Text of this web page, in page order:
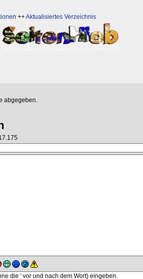
++Aktualisiertes Verzeichnis
abgegeben.